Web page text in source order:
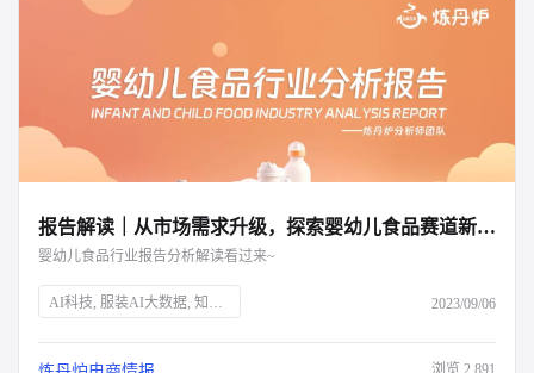
报告解读｜从市场需求升级，探索婴幼儿食品赛道新增量
婴幼儿食品行业报告分析解读看过来~
AI科技, 服装AI大数据, 知衣科技, 母婴市场, 婴幼儿食品, 育儿趋势, 二三胎政策, 效率育儿, 婴幼儿营养品, 特殊配方奶粉, 乳铁蛋白, 雀巢, 超启能恩, 水解蛋白, 市场分析, 消费升级 2023/09/06
浏览 2,891